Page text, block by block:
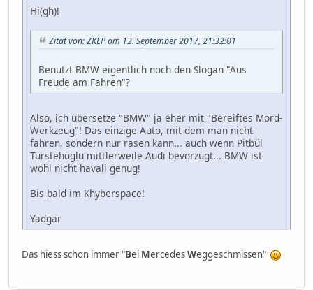
Hi(gh)!
Zitat von: ZKLP am 12. September 2017, 21:32:01
Benutzt BMW eigentlich noch den Slogan "Aus
Freude am Fahren"?
Also, ich übersetze "BMW" ja eher mit "Bereiftes Mord-
Werkzeug"! Das einzige Auto, mit dem man nicht
fahren, sondern nur rasen kann... auch wenn Pitbül
Türstehoglu mittlerweile Audi bevorzugt... BMW ist
wohl nicht havali genug!
Bis bald im Khyberspace!
Yadgar
Das hiess schon immer "Bei MercedesWeggeschmissen"